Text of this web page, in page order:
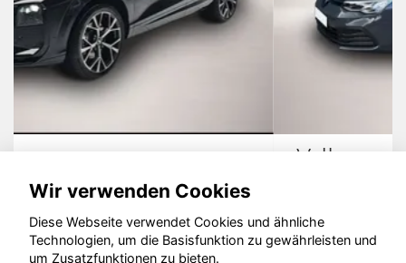
© konjunkturmotor.de GmbH 2020 - 2026
Wir verwenden Cookies
Diese Webseite verwendet Cookies und ähnliche
Technologien, um die Basisfunktion zu gewährleisten und
um Zusatzfunktionen zu bieten.